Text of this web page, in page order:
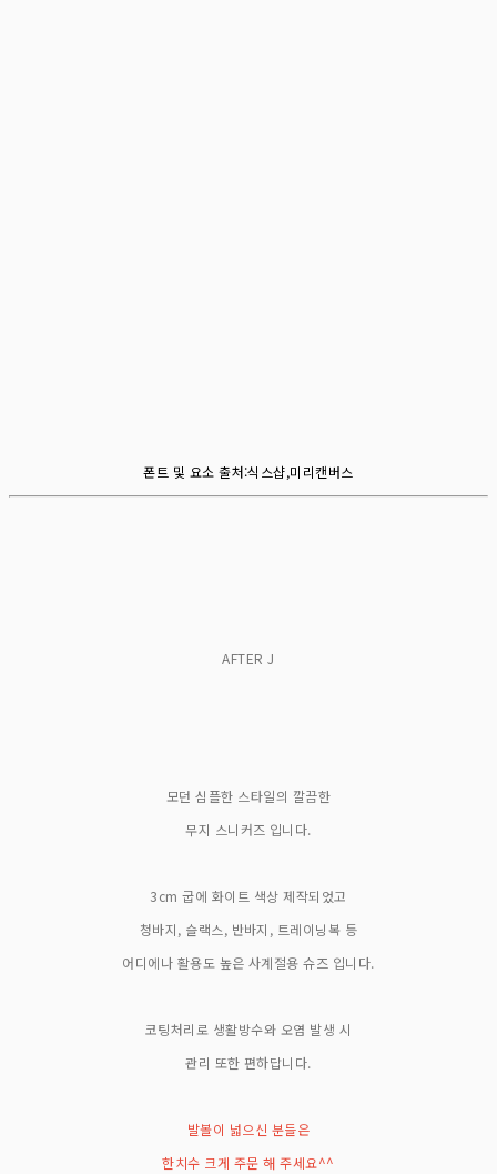
폰트 및 요소 출처:식스샵,미리캔버스
AFTER J
모던 심플한 스타일의 깔끔한
무지 스니커즈 입니다.
3cm 굽에 화이트 색상 제작되었고
청바지, 슬랙스, 반바지, 트레이닝복 등
어디에나 활용도 높은 사계절용 슈즈 입니다.
코팅처리로 생활방수와 오염 발생 시
관리 또한 편하답니다.
발볼이 넓으신 분들은
한치수 크게 주문 해 주세요^^